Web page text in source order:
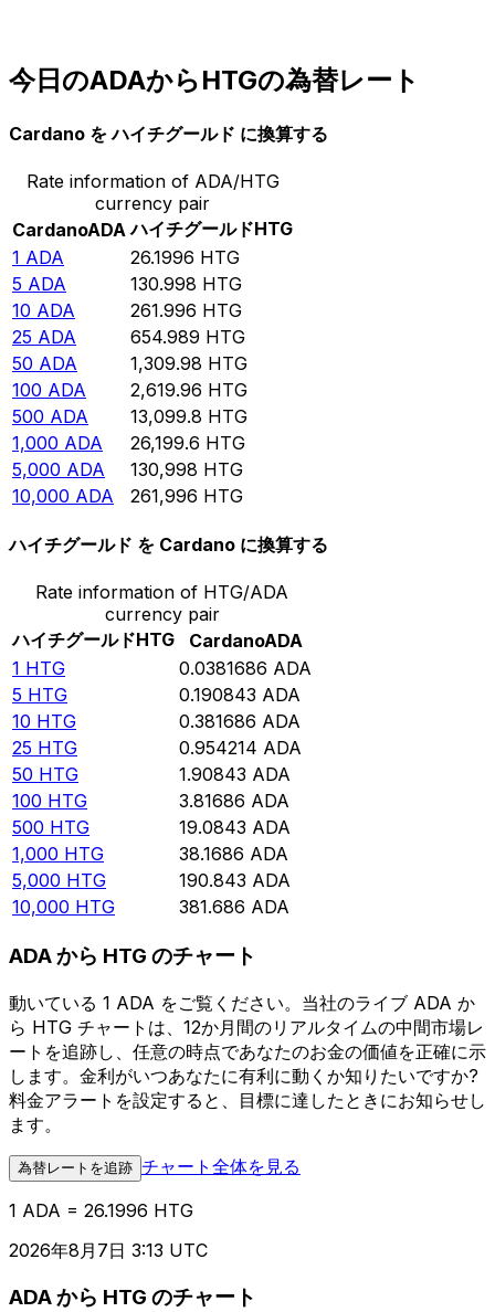
今日のADAからHTGの為替レート
Cardano を ハイチグールド に換算する
Rate information of ADA/HTG
currency pair
CardanoADA ハイチグールドHTG
1 ADA 26.1996 HTG
5 ADA 130.998 HTG
10 ADA 261.996 HTG
25 ADA 654.989 HTG
50 ADA 1,309.98 HTG
100 ADA 2,619.96 HTG
500 ADA 13,099.8 HTG
1,000 ADA 26,199.6 HTG
5,000 ADA 130,998 HTG
10,000 ADA 261,996 HTG
ハイチグールド を Cardano に換算する
Rate information of HTG/ADA
currency pair
ハイチグールドHTG CardanoADA
1 HTG 0.0381686 ADA
5 HTG 0.190843 ADA
10 HTG 0.381686 ADA
25 HTG 0.954214 ADA
50 HTG 1.90843 ADA
100 HTG 3.81686 ADA
500 HTG 19.0843 ADA
1,000 HTG 38.1686 ADA
5,000 HTG 190.843 ADA
10,000 HTG 381.686 ADA
ADA から HTG のチャート
動いている 1 ADA をご覧ください。当社のライブ ADA か
ら HTG チャートは、12か月間のリアルタイムの中間市場レ
ートを追跡し、任意の時点であなたのお金の価値を正確に示
します。金利がいつあなたに有利に動くか知りたいですか?
料金アラートを設定すると、目標に達したときにお知らせし
ます。
為替レートを追跡 チャート全体を見る
1 ADA = 26.1996 HTG
2026年8月7日 3:13 UTC
ADA から HTG のチャート